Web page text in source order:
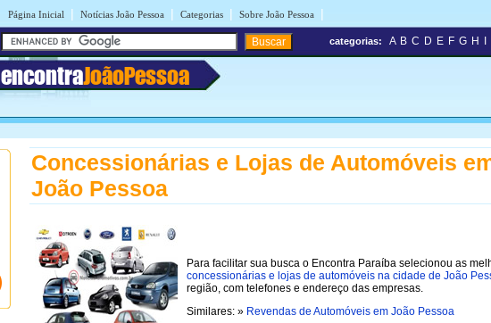
Página Inicial | Notícias João Pessoa | Categorias | Sobre João Pessoa |
encontraJoãoPessoa
categorias: A B C D E F G H
Concessionárias e Lojas de Automóveis
João Pessoa
Para facilitar sua busca o Encontra Paraíba selecionou as
concessionárias e lojas de automóveis na cidade de João
região, com telefones e endereço das empresas.
Similares: » Revendas de Automóveis em João Pessoa